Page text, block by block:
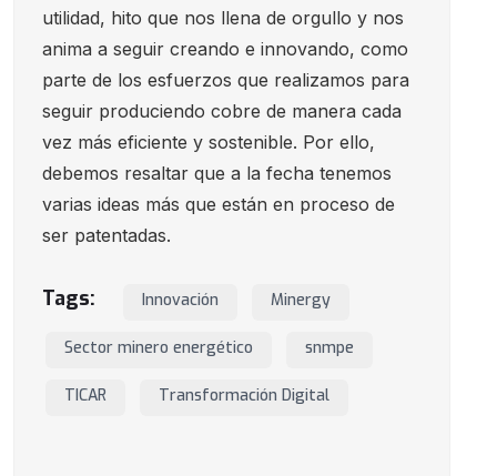
utilidad, hito que nos llena de orgullo y nos
anima a seguir creando e innovando, como
parte de los esfuerzos que realizamos para
seguir produciendo cobre de manera cada
vez más eficiente y sostenible. Por ello,
debemos resaltar que a la fecha tenemos
varias ideas más que están en proceso de
ser patentadas.
Tags: Innovación Minergy
Sector minero energético snmpe
TICAR Transformación Digital